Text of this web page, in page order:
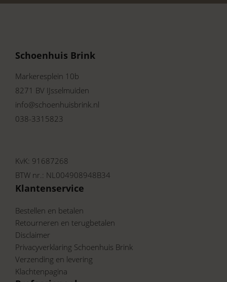
Schoenhuis Brink
Markeresplein 10b
8271 BV IJsselmuiden
info@schoenhuisbrink.nl
038-3315823
KvK: 91687268
BTW nr.: NL004908948B34
Klantenservice
Bestellen en betalen
Retourneren en terugbetalen
Disclaimer
Privacyverklaring Schoenhuis Brink
Verzending en levering
Klachtenpagina